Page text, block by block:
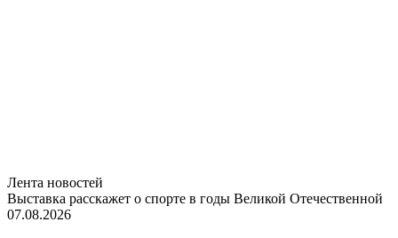
Лента новостей
Выставка расскажет о спорте в годы Великой Отечественной
07.08.2026